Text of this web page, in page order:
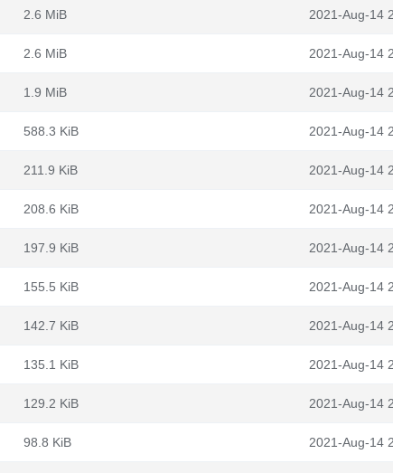
2.6 MiB 2021-Aug-14
2.6 MiB 2021-Aug-14
1.9 MiB 2021-Aug-14
588.3 KiB 2021-Aug-14
211.9 KiB 2021-Aug-14
208.6 KiB 2021-Aug-14
197.9 KiB 2021-Aug-14
155.5 KiB 2021-Aug-14
142.7 KiB 2021-Aug-14
135.1 KiB 2021-Aug-14
129.2 KiB 2021-Aug-14
98.8 KiB 2021-Aug-14